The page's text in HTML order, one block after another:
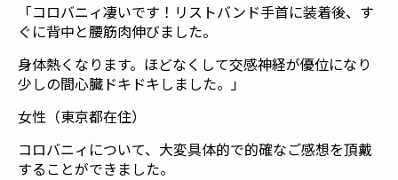
「コロバニィ凄いです！リストバンド手首に装着後、す
ぐに背中と腰筋肉伸びました。
身体熱くなります。ほどなくして交感神経が優位になり
少しの間心臓ドキドキしました。」
女性（東京都在住）
コロバニィについて、大変具体的で的確なご感想を頂戴
することができました。